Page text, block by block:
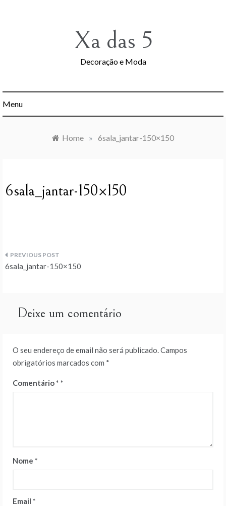
Xa das 5
Decoração e Moda
Menu
Home » 6sala_jantar-150×150
6sala_jantar-150×150
Navegação
artigos
6sala_jantar-150×150
Deixe um comentário
O seu endereço de email não será publicado.Campos
obrigatórios marcados com *
Comentário*
Nome *
Email *